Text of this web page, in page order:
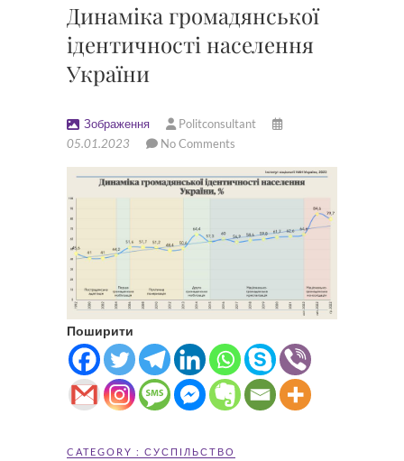
Динаміка громадянської
ідентичності населення
України
Зображення
Politconsultant
05.01.2023
No Comments
Поширити
CATEGORY : СУСПІЛЬСТВО